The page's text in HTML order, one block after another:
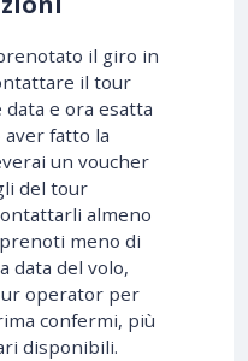
il giro in
il tour
e ora esatta
fatto la
un voucher
del tour
almeno
meno di
data del volo,
operator per
confermi, più
disponibili.